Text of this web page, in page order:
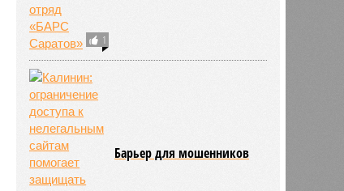
1
Барьер для мошенников